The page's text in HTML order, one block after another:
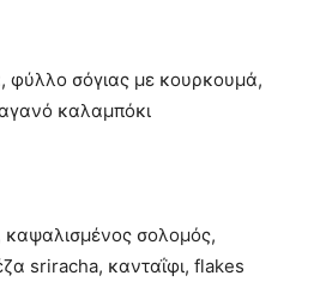
φύλλο σόγιας με κουρκουμά,
καλαμπόκι
σολομός,
sriracha, κανταΐφι, flakes